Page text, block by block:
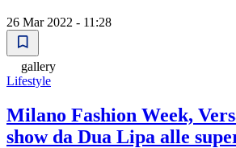
26 Mar 2022 - 11:28
gallery
Lifestyle
Milano Fashion Week,
show da Dua Lipa alle